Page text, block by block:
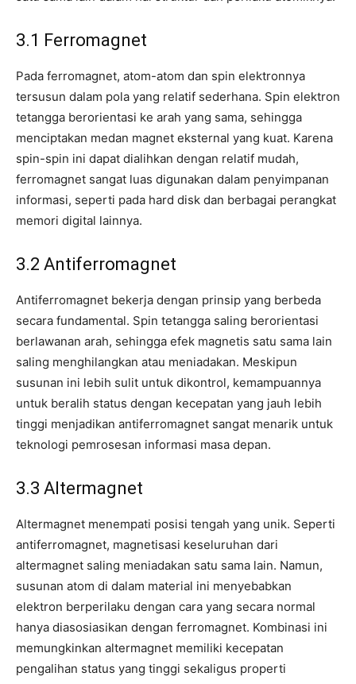
3.1 Ferromagnet
Pada ferromagnet, atom-atom dan spin elektronnya
tersusun dalam pola yang relatif sederhana. Spin elektron
tetangga berorientasi ke arah yang sama, sehingga
menciptakan medan magnet eksternal yang kuat. Karena
spin-spin ini dapat dialihkan dengan relatif mudah,
ferromagnet sangat luas digunakan dalam penyimpanan
informasi, seperti pada hard disk dan berbagai perangkat
memori digital lainnya.
3.2 Antiferromagnet
Antiferromagnet bekerja dengan prinsip yang berbeda
secara fundamental. Spin tetangga saling berorientasi
berlawanan arah, sehingga efek magnetis satu sama lain
saling menghilangkan atau meniadakan. Meskipun
susunan ini lebih sulit untuk dikontrol, kemampuannya
untuk beralih status dengan kecepatan yang jauh lebih
tinggi menjadikan antiferromagnet sangat menarik untuk
teknologi pemrosesan informasi masa depan.
3.3 Altermagnet
Altermagnet menempati posisi tengah yang unik. Seperti
antiferromagnet, magnetisasi keseluruhan dari
altermagnet saling meniadakan satu sama lain. Namun,
susunan atom di dalam material ini menyebabkan
elektron berperilaku dengan cara yang secara normal
hanya diasosiasikan dengan ferromagnet. Kombinasi ini
memungkinkan altermagnet memiliki kecepatan
pengalihan status yang tinggi sekaligus properti